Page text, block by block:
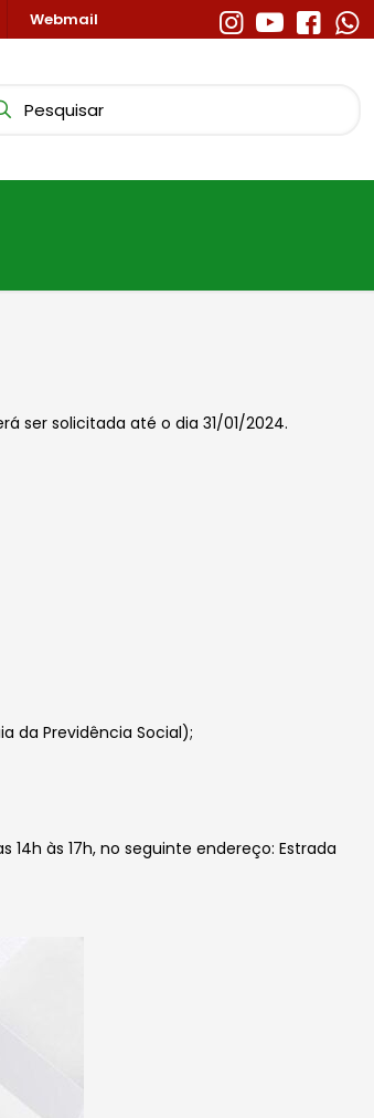
Webmail
ser solicitada até o dia 31/01/2024.
da Previdência Social);
14h às 17h, no seguinte endereço: Estrada